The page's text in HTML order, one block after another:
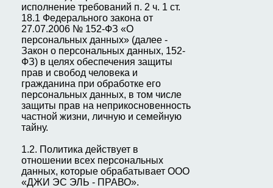
исполнение требований п. 2 ч. 1 ст.
18.1 Федерального закона от
27.07.2006 № 152-ФЗ «О
персональных данных» (далее -
Закон о персональных данных, 152-
ФЗ) в целях обеспечения защиты
прав и свобод человека и
гражданина при обработке его
персональных данных, в том числе
защиты прав на неприкосновенность
частной жизни, личную и семейную
тайну.
1.2. Политика действует в
отношении всех персональных
данных, которые обрабатывает ООО
«ДЖИ ЭС ЭЛЬ - ПРАВО».